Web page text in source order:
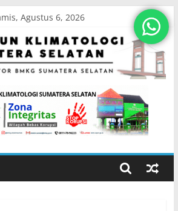
Agustus 6, 2026